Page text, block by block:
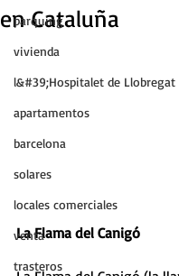
parquing
vivienda
l&#39;Hospitalet de Llobregat
apartamentos
barcelona
solares
locales comerciales
venta
trasteros
en Cataluña
La Flama del Canigó